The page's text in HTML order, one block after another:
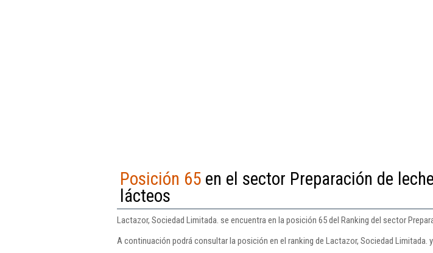
Posición 65 en el sector Preparación de
lácteos
Lactazor, Sociedad Limitada. se encuentra en la posición 65 del Ranking del sector
A continuación podrá consultar la posición en el ranking de Lactazor, Sociedad Limitada.